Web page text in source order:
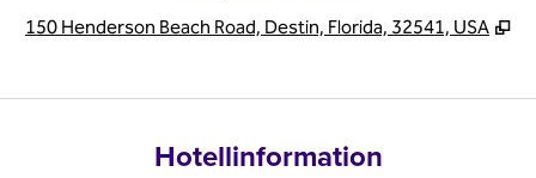
150 Henderson Beach Road, Destin, Florida, 32541, USA ,
Hotellinformation